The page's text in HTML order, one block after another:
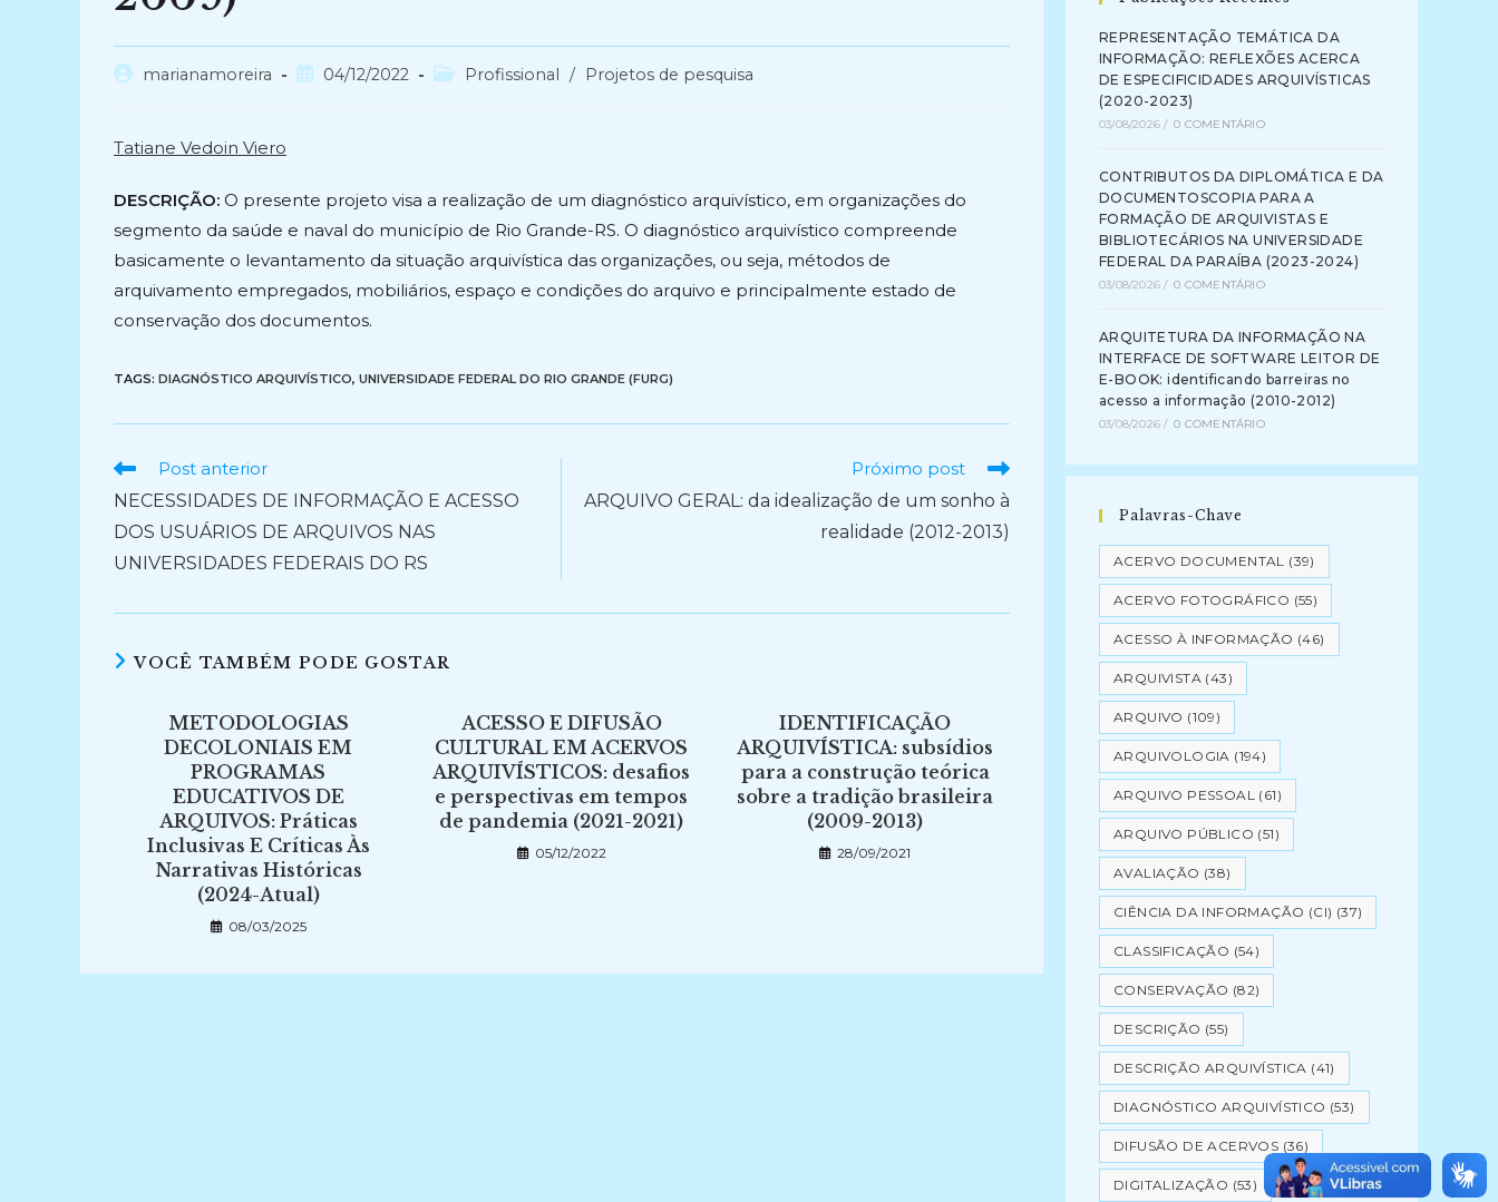
Autormarianamoreira
Post04/12/2022
Categoria
Profissional / Projetos de pesquisa
Tatiane Vedoin Viero
DESCRIÇÃO: O presente projeto visa a realização de um diagnóstico arquivístico, em organizações do
segmento da saúde e naval do município de Rio Grande-RS. O diagnóstico arquivístico compreende
basicamente o levantamento da situação arquivística das organizações, ou seja, métodos de
arquivamento empregados, mobiliários, espaço e condições do arquivo e principalmente estado de
conservação dos documentos.
TAGS: DIAGNÓSTICO ARQUIVÍSTICO, UNIVERSIDADE FEDERAL DO RIO GRANDE (FURG)
Ler
artigos
Post anterior
NECESSIDADES DE INFORMAÇÃO E ACESSO
DOS USUÁRIOS DE ARQUIVOS NAS
UNIVERSIDADES FEDERAIS DO RS
Próximo post
ARQUIVO GERAL: da idealização de um sonho à
realidade (2012-2013)
VOCÊ TAMBÉM PODE GOSTAR
METODOLOGIAS
DECOLONIAIS EM
PROGRAMAS
EDUCATIVOS DE
ARQUIVOS: Práticas
Inclusivas E Críticas Às
Narrativas Históricas
(2024-Atual)
08/03/2025
ACESSO E DIFUSÃO
CULTURAL EM ACERVOS
ARQUIVÍSTICOS: desafios
e perspectivas em tempos
de pandemia (2021-2021)
05/12/2022
IDENTIFICAÇÃO
ARQUIVÍSTICA: subsídios
para a construção teórica
sobre a tradição brasileira
(2009-2013)
28/09/2021
REPRESENTAÇÃO TEMÁTICA DA
INFORMAÇÃO: REFLEXÕES ACERCA
DE ESPECIFICIDADES ARQUIVÍSTICAS
(2020-2023)
03/08/2026 / 0 COMENTÁRIO
CONTRIBUTOS DA DIPLOMÁTICA E DA
DOCUMENTOSCOPIA PARA A
FORMAÇÃO DE ARQUIVISTAS E
BIBLIOTECÁRIOS NA UNIVERSIDADE
FEDERAL DA PARAÍBA (2023-2024)
03/08/2026 / 0 COMENTÁRIO
ARQUITETURA DA INFORMAÇÃO NA
INTERFACE DE SOFTWARE LEITOR DE
E-BOOK: identificando barreiras no
acesso a informação (2010-2012)
03/08/2026 / 0 COMENTÁRIO
Palavras-Chave
ACERVO DOCUMENTAL (39)
ACERVO FOTOGRÁFICO (55)
ACESSO À INFORMAÇÃO (46)
ARQUIVISTA (43)
ARQUIVO (109)
ARQUIVOLOGIA (194)
ARQUIVO PESSOAL (61)
ARQUIVO PÚBLICO (51)
AVALIAÇÃO (38)
CIÊNCIA DA INFORMAÇÃO (CI) (37)
CLASSIFICAÇÃO (54)
CONSERVAÇÃO (82)
DESCRIÇÃO (55)
DESCRIÇÃO ARQUIVÍSTICA (41)
DIAGNÓSTICO ARQUIVÍSTICO (53)
DIFUSÃO DE ACERVOS (36)
DIGITALIZAÇÃO (53)